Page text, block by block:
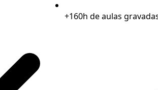
+160h de aulas